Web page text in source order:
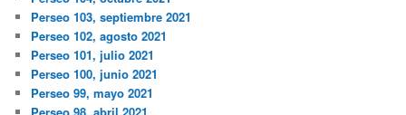
Perseo 103, septiembre 2021
Perseo 102, agosto 2021
Perseo 101, julio 2021
Perseo 100, junio 2021
Perseo 99, mayo 2021